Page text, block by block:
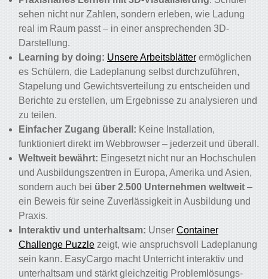
sehen nicht nur Zahlen, sondern erleben, wie Ladung
real im Raum passt – in einer ansprechenden 3D-
Darstellung.
Learning by doing: Unsere Arbeitsblätter ermöglichen
es Schülern, die Ladeplanung selbst durchzuführen,
Stapelung und Gewichtsverteilung zu entscheiden und
Berichte zu erstellen, um Ergebnisse zu analysieren und
zu teilen.
Einfacher Zugang überall: Keine Installation,
funktioniert direkt im Webbrowser – jederzeit und überall.
Weltweit bewährt: Eingesetzt nicht nur an Hochschulen
und Ausbildungszentren in Europa, Amerika und Asien,
sondern auch bei über 2.500 Unternehmen weltweit –
ein Beweis für seine Zuverlässigkeit in Ausbildung und
Praxis.
Interaktiv und unterhaltsam: Unser Container
Challenge Puzzle zeigt, wie anspruchsvoll Ladeplanung
sein kann. EasyCargo macht Unterricht interaktiv und
unterhaltsam und stärkt gleichzeitig Problemlösungs-